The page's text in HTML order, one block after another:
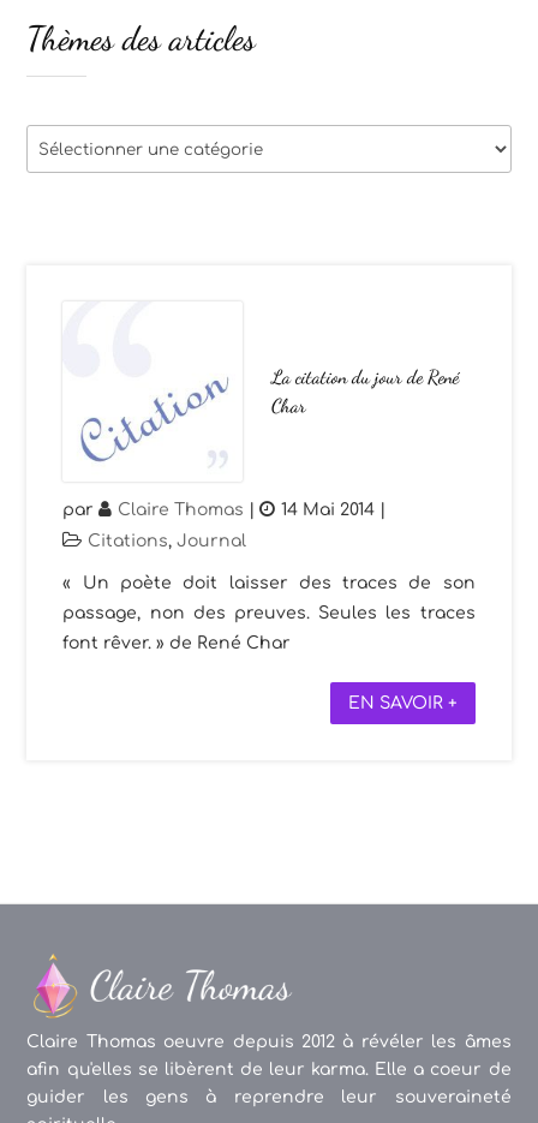
La citation du jour de René
Char
par Claire Thomas | 14 Mai 2014 |
Citations,Journal
« Un poète doit laisser des traces de son
passage, non des preuves. Seules les traces
font rêver. » de René Char
EN SAVOIR +
Thèmes des articles
Thèmes
des
Claire Thomas oeuvre depuis 2012 à révéler les âmes
afin qu'elles se libèrent de leur karma. Elle a coeur de
guider les gens à reprendre leur souveraineté